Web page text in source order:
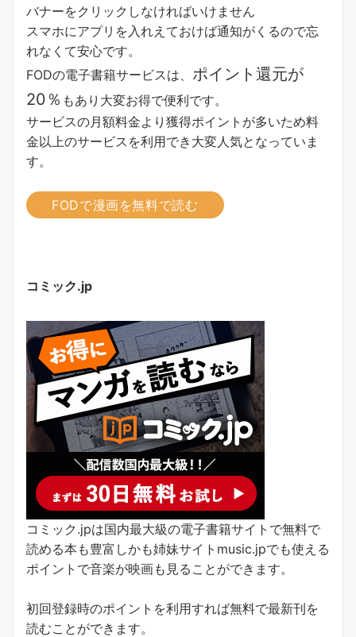
バナーをクリックしなければいけません
スマホにアプリを入れえておけば通知がくるので忘
れなくて安心です。
FODの電子書籍サービスは、 ポイント還元が
20％ もあり大変お得で便利です。
サービスの月額料金より獲得ポイントが多いため料
金以上のサービスを利用でき大変人気となっていま
す。
FODで漫画を無料で読む
コミック.jp
コミック.jpは国内最大級の電子書籍サイトで無料で
読める本も豊富しかも姉妹サイトmusic.jpでも使える
ポイントで音楽が映画も見ることができます。
初回登録時のポイントを利用すれば無料で最新刊を
読むことができます。